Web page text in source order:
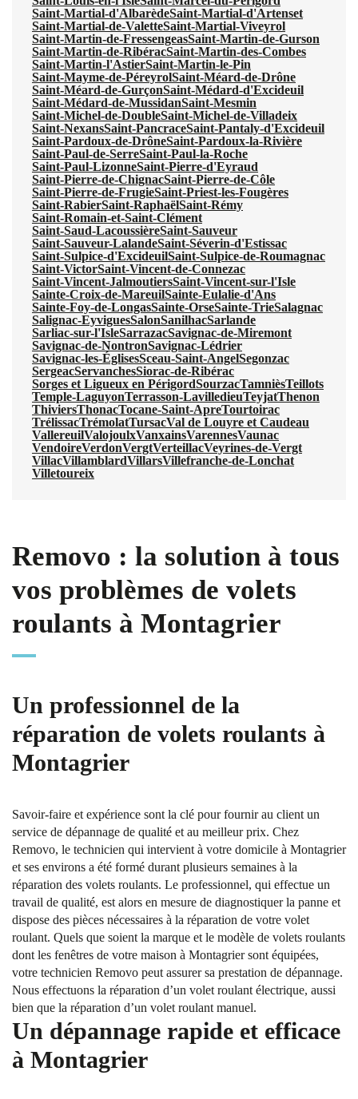
Saint-Martial-d'AlbarèdeSaint-Martial-d'Artenset
Saint-Martial-de-ValetteSaint-Martial-Viveyrol
Saint-Martin-de-FressengeasSaint-Martin-de-Gurson
Saint-Martin-de-RibéracSaint-Martin-des-Combes
Saint-Martin-l'AstierSaint-Martin-le-Pin
Saint-Mayme-de-PéreyrolSaint-Méard-de-Drône
Saint-Méard-de-GurçonSaint-Médard-d'Excideuil
Saint-Médard-de-MussidanSaint-Mesmin
Saint-Michel-de-DoubleSaint-Michel-de-Villadeix
Saint-NexansSaint-PancraceSaint-Pantaly-d'Excideuil
Saint-Pardoux-de-DrôneSaint-Pardoux-la-Rivière
Saint-Paul-de-SerreSaint-Paul-la-Roche
Saint-Paul-LizonneSaint-Pierre-d'Eyraud
Saint-Pierre-de-ChignacSaint-Pierre-de-Côle
Saint-Pierre-de-FrugieSaint-Priest-les-Fougères
Saint-RabierSaint-RaphaëlSaint-Rémy
Saint-Romain-et-Saint-Clément
Saint-Saud-LacoussièreSaint-Sauveur
Saint-Sauveur-LalandeSaint-Séverin-d'Estissac
Saint-Sulpice-d'ExcideuilSaint-Sulpice-de-Roumagnac
Saint-VictorSaint-Vincent-de-Connezac
Saint-Vincent-JalmoutiersSaint-Vincent-sur-l'Isle
Sainte-Croix-de-MareuilSainte-Eulalie-d'Ans
Sainte-Foy-de-LongasSainte-OrseSainte-TrieSalagnac
Salignac-EyviguesSalonSanilhacSarlande
Sarliac-sur-l'IsleSarrazacSavignac-de-Miremont
Savignac-de-NontronSavignac-Lédrier
Savignac-les-ÉglisesSceau-Saint-AngelSegonzac
SergeacServanchesSiorac-de-Ribérac
Sorges et Ligueux en PérigordSourzacTamnièsTeillots
Temple-LaguyonTerrasson-LavilledieuTeyjatThenon
ThiviersThonacTocane-Saint-ApreTourtoirac
TrélissacTrémolatTursacVal de Louyre et Caudeau
VallereuilValojoulxVanxainsVarennesVaunac
VendoireVerdonVergtVerteillacVeyrines-de-Vergt
VillacVillamblardVillarsVillefranche-de-Lonchat
Villetoureix
Removo : la solution à tous
vos problèmes de volets
roulants à Montagrier
Un professionnel de la
réparation de volets roulants à
Montagrier
Savoir-faire et expérience sont la clé pour fournir au client un
service de dépannage de qualité et au meilleur prix. Chez
Removo, le technicien qui intervient à votre domicile à Montagrier
et ses environs a été formé durant plusieurs semaines à la
réparation des volets roulants. Le professionnel, qui effectue un
travail de qualité, est alors en mesure de diagnostiquer la panne et
dispose des pièces nécessaires à la réparation de votre volet
roulant. Quels que soient la marque et le modèle de volets roulants
dont les fenêtres de votre maison à Montagrier sont équipées,
votre technicien Removo peut assurer sa prestation de dépannage.
Nous effectuons la réparation d’un volet roulant électrique, aussi
bien que la réparation d’un volet roulant manuel.
Un dépannage rapide et efficace
à Montagrier